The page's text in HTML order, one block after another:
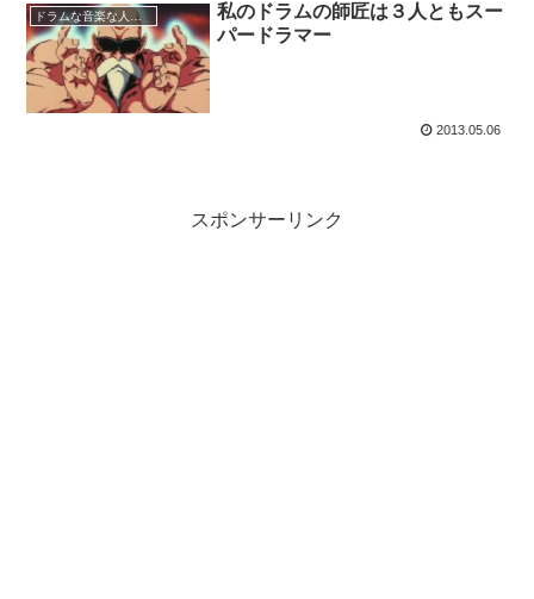
ドラムな音楽な人生～
私のドラムの師匠は３人ともスー
パードラマー
2013.05.06
スポンサーリンク